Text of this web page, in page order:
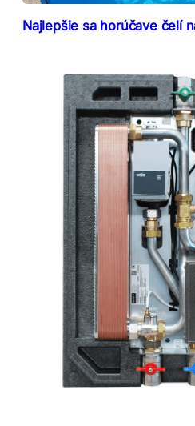
Najlepšie sa horúčave čelí